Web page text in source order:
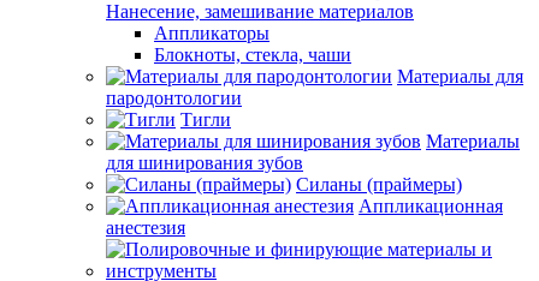
Нанесение, замешивание материалов
Аппликаторы
Блокноты, стекла, чаши
Материалы для
пародонтологии
Тигли
Материалы
для шинирования зубов
Силаны (праймеры)
Аппликационная
анестезия